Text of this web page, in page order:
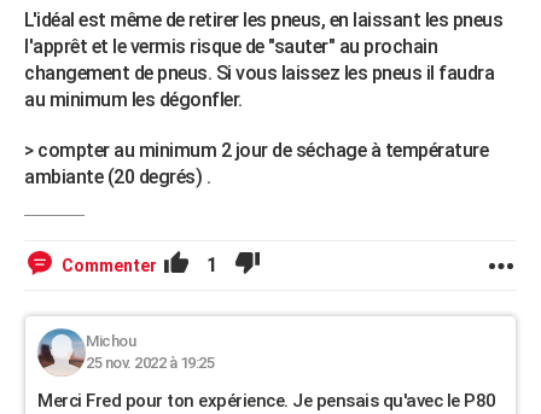
L'idéal est même de retirer les pneus, en laissant les pneus
l'apprêt et le vermis risque de "sauter" au prochain
changement de pneus. Si vous laissez les pneus il faudra
au minimum les dégonfler.
> compter au minimum 2 jour de séchage à température
ambiante (20 degrés) .
Commenter 1
Michou
25 nov. 2022 à 19:25
Merci Fred pour ton expérience. Je pensais qu'avec le P80